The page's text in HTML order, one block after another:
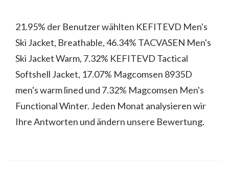
21.95% der Benutzer wählten KEFITEVD Men's
Ski Jacket, Breathable, 46.34% TACVASEN Men's
Ski Jacket Warm, 7.32% KEFITEVD Tactical
Softshell Jacket, 17.07% Magcomsen 8935D
men's warm lined und 7.32% Magcomsen Men's
Functional Winter. Jeden Monat analysieren wir
Ihre Antworten und ändern unsere Bewertung.